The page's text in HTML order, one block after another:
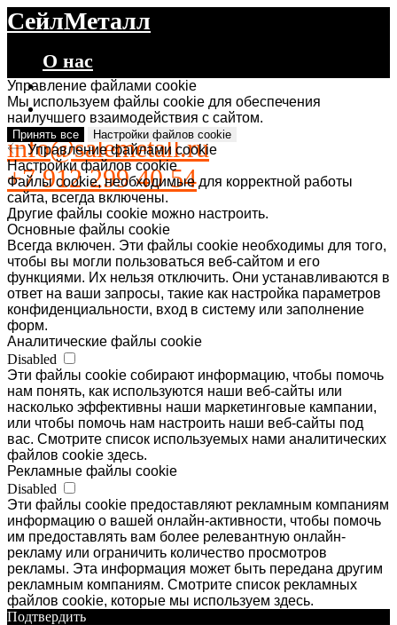
СейлМеталл
О нас
Каталог
Контакты
info@salemetall.ru
+7 912 299 40 54
Управление файлами cookie
Мы используем файлы cookie для обеспечения
наилучшего взаимодействия с сайтом.
Принять все Настройки файлов cookie
Управление файлами cookie
Настройки файлов cookie
Файлы cookie, необходимые для корректной работы
сайта, всегда включены.
Другие файлы cookie можно настроить.
Основные файлы cookie
Всегда включен. Эти файлы cookie необходимы для того,
чтобы вы могли пользоваться веб-сайтом и его
функциями. Их нельзя отключить. Они устанавливаются в
ответ на ваши запросы, такие как настройка параметров
конфиденциальности, вход в систему или заполнение
форм.
Аналитические файлы cookie
Disabled
Эти файлы cookie собирают информацию, чтобы помочь
нам понять, как используются наши веб-сайты или
насколько эффективны наши маркетинговые кампании,
или чтобы помочь нам настроить наши веб-сайты под
вас. Смотрите список используемых нами аналитических
файлов cookie здесь.
Рекламные файлы cookie
Disabled
Эти файлы cookie предоставляют рекламным компаниям
информацию о вашей онлайн-активности, чтобы помочь
им предоставлять вам более релевантную онлайн-
рекламу или ограничить количество просмотров
рекламы. Эта информация может быть передана другим
рекламным компаниям. Смотрите список рекламных
файлов cookie, которые мы используем здесь.
Подтвердить